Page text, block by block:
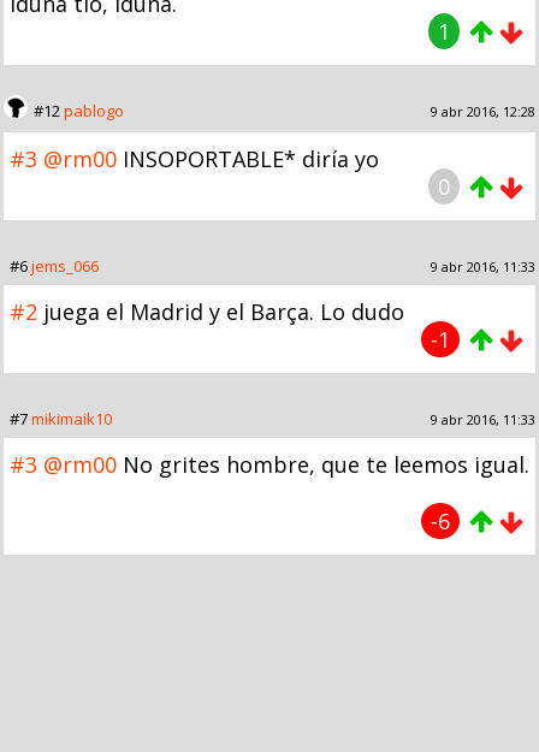
1
#12pablogo 9 abr 2016, 12:28
#3 @rm00 INSOPORTABLE* diría yo
0
#6jems_066 9 abr 2016, 11:33
#2 juega el Madrid y el Barça. Lo dudo
-1
#7mikimaik10 9 abr 2016, 11:33
#3 @rm00 No grites hombre, que te leemos igual.
-6